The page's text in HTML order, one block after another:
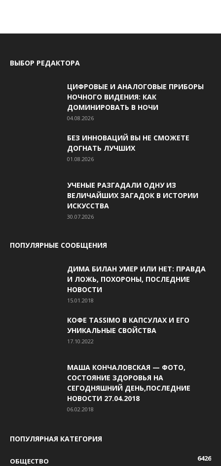
ВЫБОР РЕДАКТОРА
ЦИФРОВЫЕ И АНАЛОГОВЫЕ ПРИБОРЫ
НОЧНОГО ВИДЕНИЯ: КАК
ДОМИНИРОВАТЬ В НОЧИ
04.08.2026
БЕЗ ИННОВАЦИЙ ВЫ НЕ СМОЖЕТЕ
ДОГНАТЬ ЛУЧШИХ
01.08.2026
УЧЕНЫЕ РАЗГАДАЛИ ОДНУ ИЗ
ВЕЛИЧАЙШИХ ЗАГАДОК В ИСТОРИИ
ИСКУССТВА
30.07.2026
ПОПУЛЯРНЫЕ СООБЩЕНИЯ
ДИМА БИЛАН УМЕР ИЛИ НЕТ: ПРАВДА
И ЛОЖЬ, ПОХОРОНЫ, ПОСЛЕДНИЕ
НОВОСТИ
15.01.2018
КОФЕ TASSIMO В КАПСУЛАХ И ЕГО
УНИКАЛЬНЫЕ СВОЙСТВА
17.10.2022
МАША КОНЧАЛОВСКАЯ — ФОТО,
СОСТОЯНИЕ ЗДОРОВЬЯ НА
СЕГОДНЯШНИЙ ДЕНЬ,ПОСЛЕДНИЕ
НОВОСТИ 27.04.2018
06.02.2018
ПОПУЛЯРНАЯ КАТЕГОРИЯ
ОБЩЕСТВО
6426